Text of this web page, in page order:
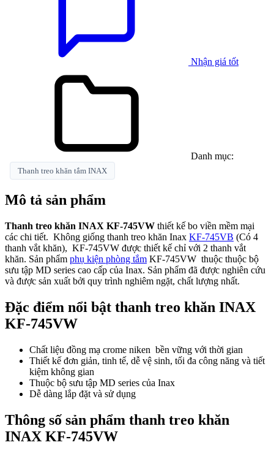
Nhận giá tốt
Danh mục:
Thanh treo khăn tắm INAX
Mô tả sản phẩm
Thanh treo khăn INAX KF-745VW thiết kế bo viền mềm mại
các chi tiết. Không giống thanh treo khăn Inax KF-745VB (Có 4
thanh vắt khăn), KF-745VW được thiết kế chỉ với 2 thanh vắt
khăn. Sản phẩm phụ kiện phòng tắm KF-745VW thuộc thuộc bộ
sưu tập MD series cao cấp của Inax. Sản phẩm đã được nghiên cứu
và được sản xuất bởi quy trình nghiêm ngặt, chất lượng nhất.
Đặc điểm nổi bật thanh treo khăn INAX
KF-745VW
Chất liệu đồng mạ crome niken bền vững với thời gian
Thiết kế đơn giản, tinh tế, dễ vệ sinh, tối đa công năng và tiết
kiệm không gian
Thuộc bộ sưu tập MD series của Inax
Dễ dàng lắp đặt và sử dụng
Thông số sản phẩm thanh treo khăn
INAX KF-745VW